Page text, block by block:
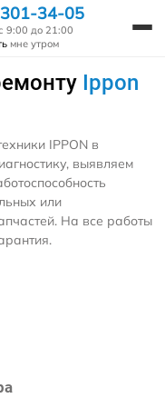
34-05
9:00 до 21:00
мне утром
Ippon
IPPON в
выявляем
или
На все работы